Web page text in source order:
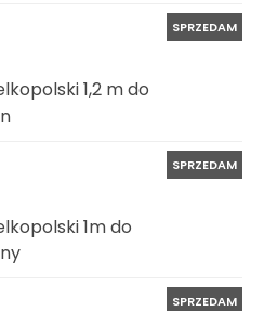
SPRZEDAM
1,2 m do
SPRZEDAM
1m do
SPRZEDAM